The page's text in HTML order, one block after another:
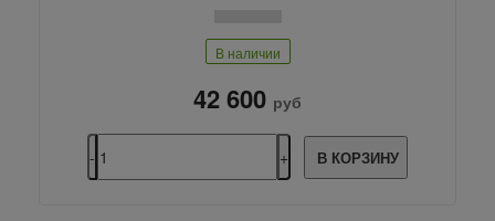
В наличии
42 600 руб
В КОРЗИНУ